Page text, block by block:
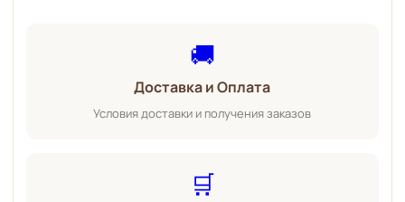
🚚
Доставка и Оплата
Условия доставки и получения заказов
🛒